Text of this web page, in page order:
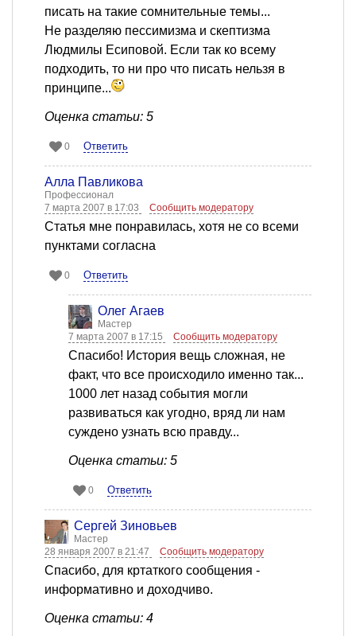
писать на такие сомнительные темы...
Не разделяю пессимизма и скептизма
Людмилы Есиповой. Если так ко всему
подходить, то ни про что писать нельзя в
принципе...
Оценка статьи: 5
0 Ответить
Алла Павликова
Профессионал
7 марта 2007 в 17:03
Сообщить модератору
Статья мне понравилась, хотя не со всеми
пунктами согласна
0 Ответить
Олег Агаев
Мастер
7 марта 2007 в 17:15
Сообщить модератору
Спасибо! История вещь сложная, не
факт, что все происходило именно так...
1000 лет назад события могли
развиваться как угодно, вряд ли нам
суждено узнать всю правду...
Оценка статьи: 5
0 Ответить
Сергей Зиновьев
Мастер
28 января 2007 в 21:47
Сообщить модератору
Спасибо, для кртаткого сообщения -
информативно и доходчиво.
Оценка статьи: 4